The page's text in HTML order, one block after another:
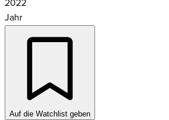
2022
Jahr
Auf die Watchlist geben